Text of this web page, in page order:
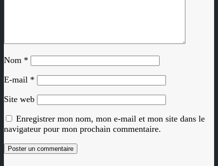
Nom *
E-mail *
Site web
Enregistrer mon nom, mon e-mail et mon site dans le
navigateur pour mon prochain commentaire.